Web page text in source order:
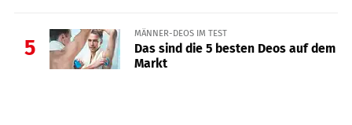
5
MÄNNER-DEOS IM TEST
Das sind die 5 besten Deos auf dem
Markt